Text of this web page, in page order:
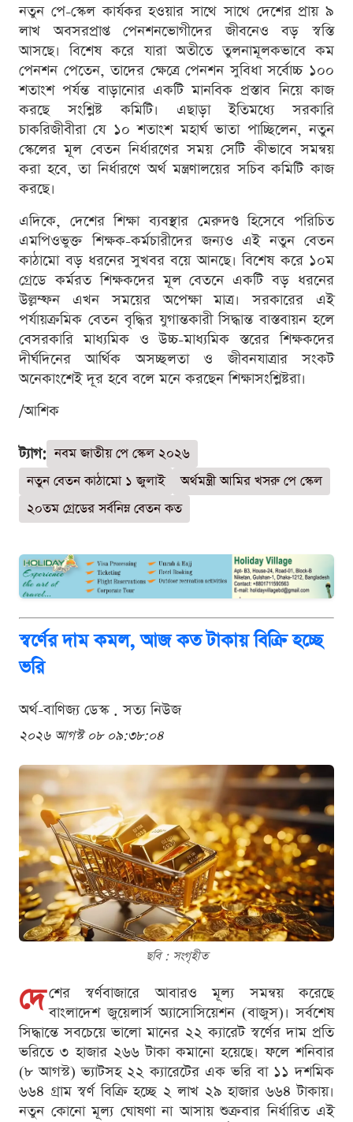
নতুন পে-স্কেল কার্যকর হওয়ার সাথে সাথে দেশের প্রায় ৯
লাখ অবসরপ্রাপ্ত পেনশনভোগীদের জীবনেও বড় স্বস্তি
আসছে। বিশেষ করে যারা অতীতে তুলনামূলকভাবে কম
পেনশন পেতেন, তাদের ক্ষেত্রে পেনশন সুবিধা সর্বোচ্চ ১০০
শতাংশ পর্যন্ত বাড়ানোর একটি মানবিক প্রস্তাব নিয়ে কাজ
করছে সংশ্লিষ্ট কমিটি। এছাড়া ইতিমধ্যে সরকারি
চাকরিজীবীরা যে ১০ শতাংশ মহার্ঘ ভাতা পাচ্ছিলেন, নতুন
স্কেলের মূল বেতন নির্ধারণের সময় সেটি কীভাবে সমন্বয়
করা হবে, তা নির্ধারণে অর্থ মন্ত্রণালয়ের সচিব কমিটি কাজ
করছে।
এদিকে, দেশের শিক্ষা ব্যবস্থার মেরুদণ্ড হিসেবে পরিচিত
এমপিওভুক্ত শিক্ষক-কর্মচারীদের জন্যও এই নতুন বেতন
কাঠামো বড় ধরনের সুখবর বয়ে আনছে। বিশেষ করে ১০ম
গ্রেডে কর্মরত শিক্ষকদের মূল বেতনে একটি বড় ধরনের
উল্লম্ফন এখন সময়ের অপেক্ষা মাত্র। সরকারের এই
পর্যায়ক্রমিক বেতন বৃদ্ধির যুগান্তকারী সিদ্ধান্ত বাস্তবায়ন হলে
বেসরকারি মাধ্যমিক ও উচ্চ-মাধ্যমিক স্তরের শিক্ষকদের
দীর্ঘদিনের আর্থিক অসচ্ছলতা ও জীবনযাত্রার সংকট
অনেকাংশেই দূর হবে বলে মনে করছেন শিক্ষাসংশ্লিষ্টরা।
/আশিক
ট্যাগ: নবম জাতীয় পে স্কেল ২০২৬
নতুন বেতন কাঠামো ১ জুলাই
অর্থমন্ত্রী আমির খসরু পে স্কেল
২০তম গ্রেডের সর্বনিম্ন বেতন কত
স্বর্ণের দাম কমল, আজ কত টাকায় বিক্রি হচ্ছে
ভরি
অর্থ-বাণিজ্য ডেস্ক . সত্য নিউজ
২০২৬ আগস্ট ০৮ ০৯:৩৮:০৪
ছবি : সংগৃহীত
দে শের স্বর্ণবাজারে আবারও মূল্য সমন্বয় করেছে
বাংলাদেশ জুয়েলার্স অ্যাসোসিয়েশন (বাজুস)। সর্বশেষ
সিদ্ধান্তে সবচেয়ে ভালো মানের ২২ ক্যারেট স্বর্ণের দাম প্রতি
ভরিতে ৩ হাজার ২৬৬ টাকা কমানো হয়েছে। ফলে শনিবার
(৮ আগস্ট) ভ্যাটসহ ২২ ক্যারেটের এক ভরি বা ১১ দশমিক
৬৬৪ গ্রাম স্বর্ণ বিক্রি হচ্ছে ২ লাখ ২৯ হাজার ৬৬৪ টাকায়।
নতুন কোনো মূল্য ঘোষণা না আসায় শুক্রবার নির্ধারিত এই